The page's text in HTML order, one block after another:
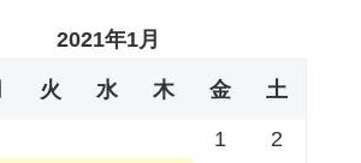
2021年1月
火 水 木 金 土
1
2